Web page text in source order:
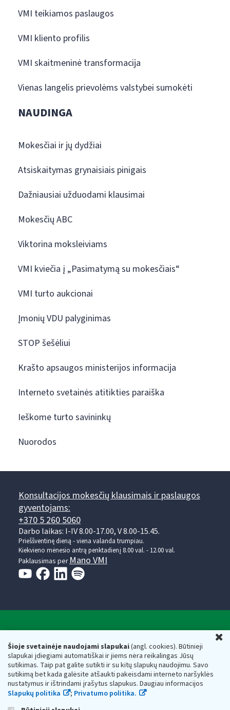
Šioje svetainėje naudojami slapukai(angl. cookies). Būtinieji
slapukai įdiegiami automatiškai ir jiems nėra reikalingas Jūsų
sutikimas. Taip pat galite sutikti ir su kitų slapukų naudojimu. Savo
sutikimą bet kada galėsite atšaukti pakeisdami interneto naršyklės
nustatymus ir ištrindami įrašytus slapukus. Daugiau informacijos
Slapukų politika
; Privatumo politika.
VMI teikiamos paslaugos
VMI kliento profilis
VMI skaitmeninė transformacija
Vienas langelis prievolėms valstybei sumokėti
NAUDINGA
Mokesčiai ir jų dydžiai
Atsiskaitymas grynaisiais pinigais
Dažniausiai užduodami klausimai
Mokesčių ABC
Viktorina moksleiviams
VMI kviečia į „Pasimatymą su mokesčiais“
VMI turto aukcionai
Įmonių VDU palyginimas
STOP šešėliui
Krašto apsaugos ministerijos informacija
Interneto svetainės atitikties paraiška
Ieškome turto savininkų
Nuorodos
Konsultacijos mokesčių klausimais ir paslaugos
gyventojams:
+370 5 260 5060
Darbo laikas: I-IV 8.00-17.00, V 8.00-15.45.
Prieššventinę dieną - viena valanda trumpiau.
Kiekvieno mėnesio antrą penktadienį 8.00 val. - 12.00 val.
Paklausimas perMano VMI
Valstybinė mokesčių inspekcija prie Lietuvos
Respublikos finansų ministerijos
Biudžetinė įstaiga. Juridinio asmens kodas — 188659752,
adresas: Vasario 16-osios g. 14, 01107 Vilnius, Lietuva, el.paštas:
vmi@vmi.lt , E. pristatymo dėžutės adresas 188659752
Duomenys apie Valstybinę mokesčių inspekciją prie Lietuvos
Respublikos finansų ministerijos kaupiami ir saugomi Juridinių